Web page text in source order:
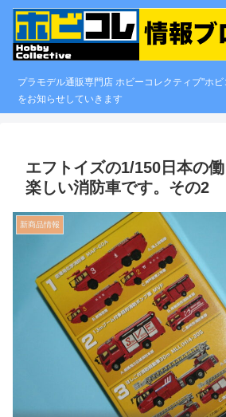
プラモデル通販専門店 ホビーコレクティブ"ホ
をお知らせしていきます
エフトイズの1/150日本の
楽しい消防車です。その2
新商品情報